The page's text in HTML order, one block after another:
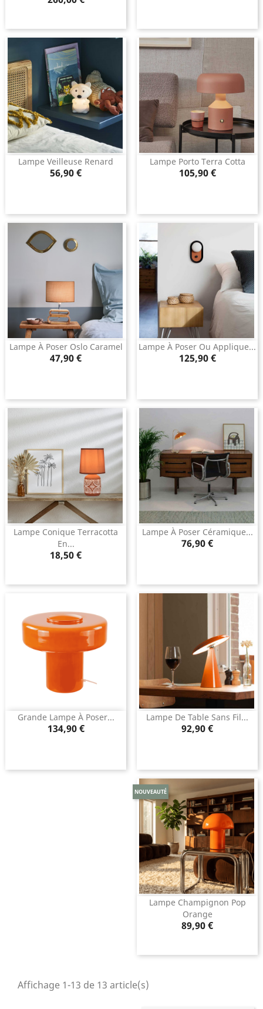
Lampe Veilleuse Renard
Prix
56,90 €
Lampe Porto Terra Cotta
Prix
105,90 €
Lampe À Poser Oslo Caramel
Prix
47,90 €
Lampe À Poser Ou Applique...
Prix
125,90 €
Lampe Conique Terracotta
En...
Prix
18,50 €
Lampe À Poser Céramique...
Prix
76,90 €
Grande Lampe À Poser...
Prix
134,90 €
Lampe De Table Sans Fil...
Prix
92,90 €
Lampe Champignon Pop
Orange
Prix
89,90 €
NOUVEAUTÉ
Affichage 1-13 de 13 article(s)